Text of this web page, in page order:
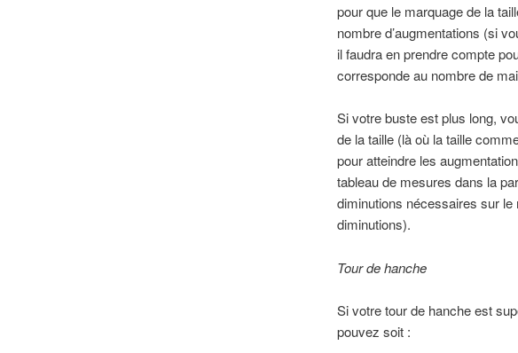
pour que le marquage de la
nombre d’augmentations (si
il faudra en prendre compte
corresponde au nombre de
Si votre buste est plus long,
de la taille (là où la taille
pour atteindre les
tableau de mesures dans la
diminutions nécessaires sur
diminutions).
Tour de hanche
Si votre tour de hanche est
pouvez soit :